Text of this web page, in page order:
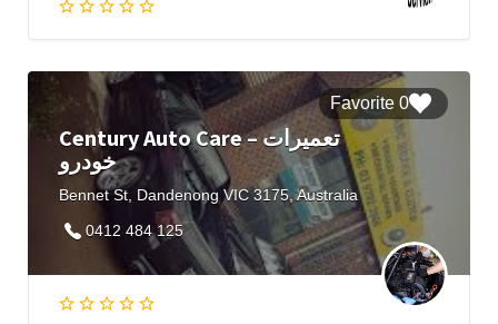
0 Favorite
Century Auto Care – تعمیرات
خودرو
Bennet St, Dandenong VIC 3175, Australia
0412 484 125